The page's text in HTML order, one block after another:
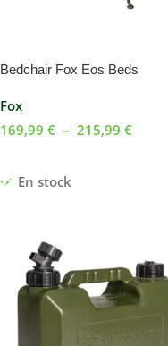
Bedchair Fox Eos Beds
Fox
En stock
169,99 € – 215,99 €